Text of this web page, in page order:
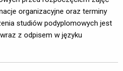
organizacyjne oraz terminy
studiów podyplomowych jest
z odpisem w języku